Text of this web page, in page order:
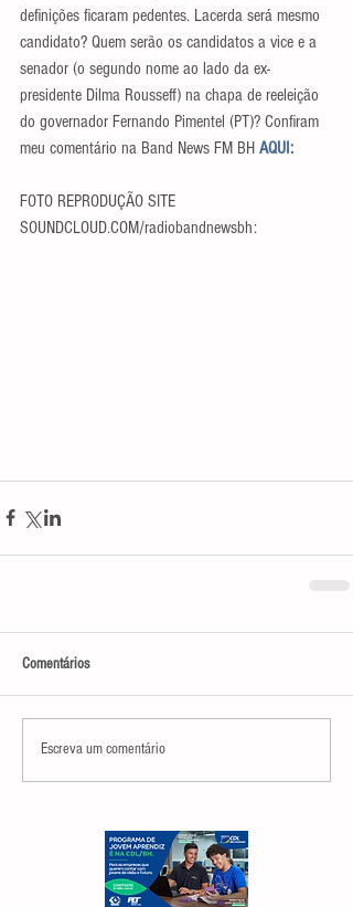
definições ficaram pedentes. Lacerda será mesmo
candidato? Quem serão os candidatos a vice e a
senador (o segundo nome ao lado da ex-
presidente Dilma Rousseff) na chapa de reeleição
do governador Fernando Pimentel (PT)? Confiram
meu comentário na Band News FM BH AQUI:
FOTO REPRODUÇÃO SITE
SOUNDCLOUD.COM/radiobandnewsbh:
Comentários
Escreva um comentário